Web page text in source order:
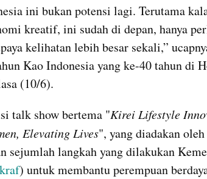
ini bukan potensi lagi. Terutama
kreatif, ini sudah di depan, hanya
kelihatan lebih besar sekali,”
Kao Indonesia yang ke-40 tahun di
(10/6).
talk show bertema "Kirei Lifestyle
Elevating Lives", yang diadakan
sejumlah langkah yang dilakukan
) untuk membantu perempuan